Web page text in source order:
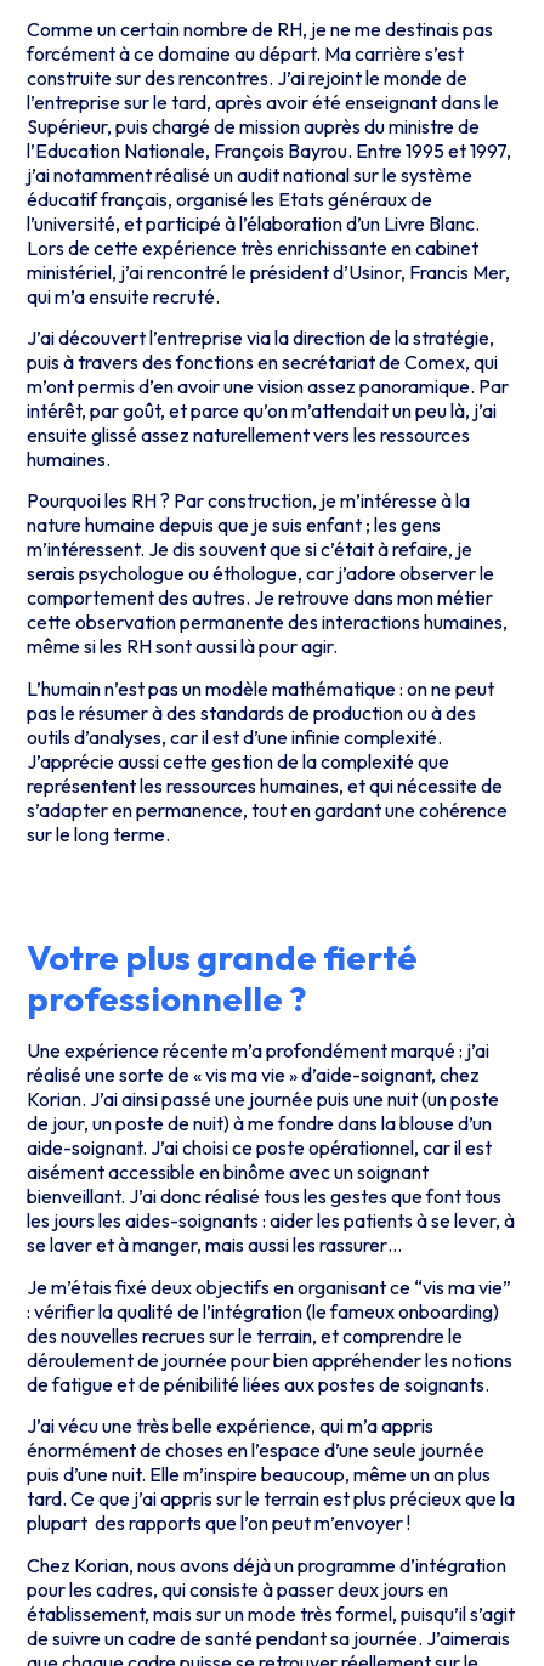
Comme un certain nombre de RH, je ne me destinais pas
forcément à ce domaine au départ. Ma carrière s’est
construite sur des rencontres. J’ai rejoint le monde de
l’entreprise sur le tard, après avoir été enseignant dans le
Supérieur, puis chargé de mission auprès du ministre de
l’Education Nationale, François Bayrou. Entre 1995 et 1997,
j’ai notamment réalisé un audit national sur le système
éducatif français, organisé les Etats généraux de
l’université, et participé à l’élaboration d’un Livre Blanc.
Lors de cette expérience très enrichissante en cabinet
ministériel, j’ai rencontré le président d’Usinor, Francis Mer,
qui m’a ensuite recruté.
J’ai découvert l’entreprise via la direction de la stratégie,
puis à travers des fonctions en secrétariat de Comex, qui
m’ont permis d’en avoir une vision assez panoramique. Par
intérêt, par goût, et parce qu’on m’attendait un peu là, j’ai
ensuite glissé assez naturellement vers les ressources
humaines.
Pourquoi les RH ? Par construction, je m’intéresse à la
nature humaine depuis que je suis enfant ; les gens
m’intéressent. Je dis souvent que si c’était à refaire, je
serais psychologue ou éthologue, car j’adore observer le
comportement des autres. Je retrouve dans mon métier
cette observation permanente des interactions humaines,
même si les RH sont aussi là pour agir.
L’humain n’est pas un modèle mathématique : on ne peut
pas le résumer à des standards de production ou à des
outils d’analyses, car il est d’une infinie complexité.
J’apprécie aussi cette gestion de la complexité que
représentent les ressources humaines, et qui nécessite de
s’adapter en permanence, tout en gardant une cohérence
sur le long terme.
Votre plus grande fierté
professionnelle ?
Une expérience récente m’a profondément marqué : j’ai
réalisé une sorte de « vis ma vie » d’aide-soignant, chez
Korian. J’ai ainsi passé une journée puis une nuit (un poste
de jour, un poste de nuit) à me fondre dans la blouse d’un
aide-soignant. J’ai choisi ce poste opérationnel, car il est
aisément accessible en binôme avec un soignant
bienveillant. J’ai donc réalisé tous les gestes que font tous
les jours les aides-soignants : aider les patients à se lever, à
se laver et à manger, mais aussi les rassurer…
Je m’étais fixé deux objectifs en organisant ce “vis ma vie”
: vérifier la qualité de l’intégration (le fameux onboarding)
des nouvelles recrues sur le terrain, et comprendre le
déroulement de journée pour bien appréhender les notions
de fatigue et de pénibilité liées aux postes de soignants.
J’ai vécu une très belle expérience, qui m’a appris
énormément de choses en l’espace d’une seule journée
puis d’une nuit. Elle m’inspire beaucoup, même un an plus
tard. Ce que j’ai appris sur le terrain est plus précieux que la
plupart des rapports que l’on peut m’envoyer !
Chez Korian, nous avons déjà un programme d’intégration
pour les cadres, qui consiste à passer deux jours en
établissement, mais sur un mode très formel, puisqu’il s’agit
de suivre un cadre de santé pendant sa journée. J’aimerais